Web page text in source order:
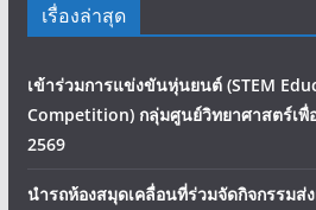
เรื่องล่าสุด
เข้าร่วมการแข่งขันหุ่นยนต์ (STEM
Competition) กลุ่มศูนย์วิทยาศาสตร์เพื่
2569
นำรถห้องสมุดเคลื่อนที่ร่วมจัดกิจกรรมส่